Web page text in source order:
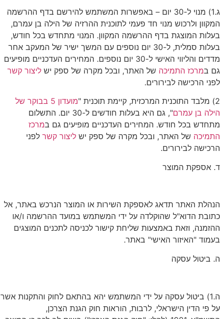
ג.1) מנוי ל-30 יום – באפשרות המשתמש להירשם בדף ההרשמה
המקוון ולרכוש מנוי חד פעמי לתוכנית ההרזיה של הילה בן עמרם,
בעלות המוצגת בדף ההרשמה המקוון. המנוי מתחדש בכל חודש,
בעלות סמלית, ל-30 יום נוספים עם המשך ישיר של המעקב אחר
מדדים והליווי האישי ל-30 יום נוספים. המחירים העדכניים מופיעים
גם במרכז התמיכה של האתר, ובכל מקרה של ספק יש ליצור קשר
לפני הרכישה לבירורים.
2) מלבד התוכנית המרכזית, קיימת תוכנית "
מועדון 5 בבוקר של
הילה בן עמרם
", גם היא בעלות חודשים ל-30 יום. התשלום
מתחדש בכל חודש. המחירים העדכניים מופיעים גם במרכז
התמיכה של האתר, ובכל מקרה של ספק יש ליצור קשר לפני
הרכישה לבירורים.
ד. אספקת המוצר
הנהלת האתר תדאג לאספקת השירות או המוצר הנרכש באתר, אל
כתובת הדוא"ל שהוקלדה על ידי המשתמש במועד ההרשמה ו/או
ההזמנה, וזאת באמצעות שליחת קישור לכניסה לתכנים המוצגים
בעמוד "האיזור האישי" באתר.
ה. ביטול עסקה
ה.1) ביטול עסקה על ידי המשתמש יהא בהתאם לחוק והתקנות אשר
על פי הדין הישראלי, לרבות, הוראות חוק הגנת הצרכן,